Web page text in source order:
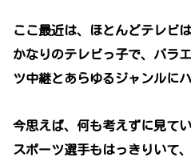
ここ最近は、ほとんどテレビ
かなりのテレビっ子で、バラ
ツ中継とあらゆるジャンルに
今思えば、何も考えずに見て
スポーツ選手もはっきりいて